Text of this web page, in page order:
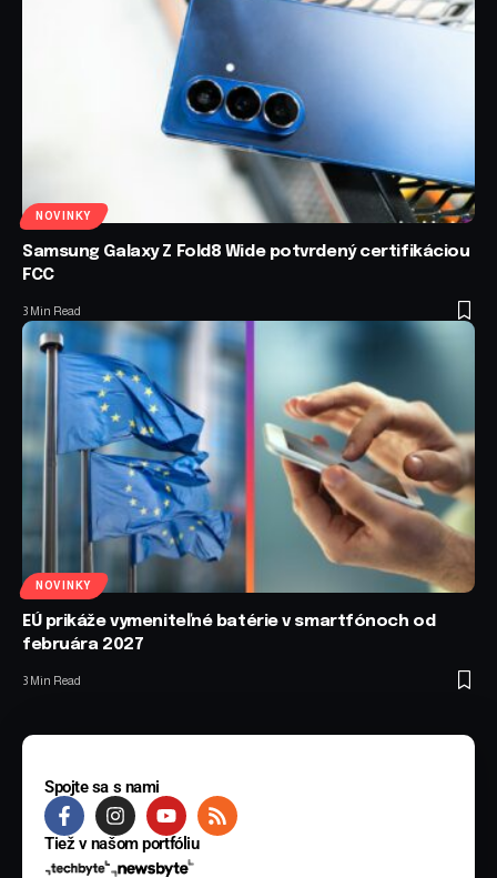
NOVINKY
Samsung Galaxy Z Fold8 Wide potvrdený certifikáciou
FCC
3 Min Read
NOVINKY
EÚ prikáže vymeniteľné batérie v smartfónoch od
februára 2027
3 Min Read
Spojte sa s nami
Tiež v našom portfóliu